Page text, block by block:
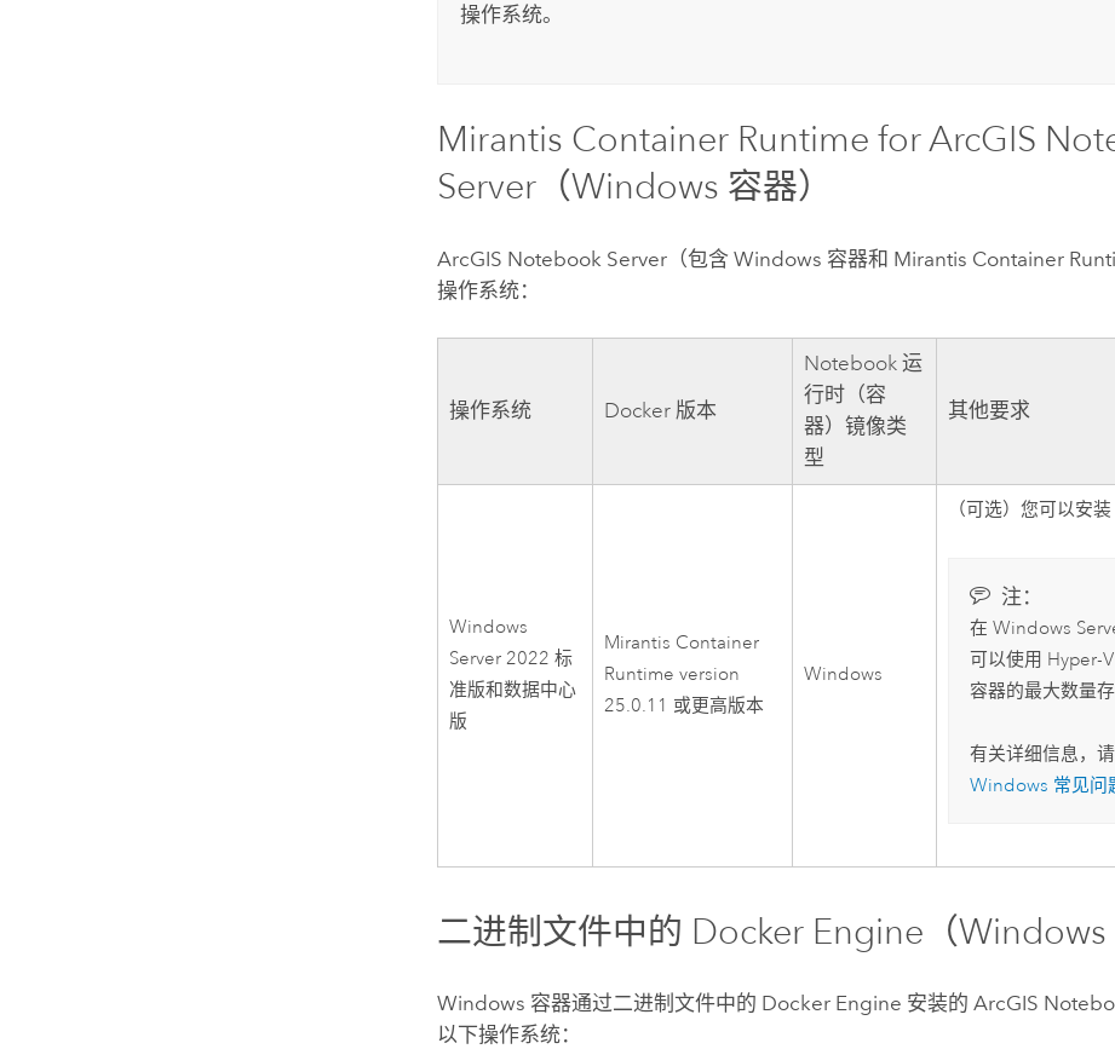
操作系统。
Mirantis Container Runtime forArcGIS
Server （Windows 容器）
ArcGIS Notebook Server （包含Windows 容器和 Mirantis Container
操作系统：
操作系统 Docker 版本
Notebook 运
行时（容
器）镜像类
型
其他要求
Windows
Server 2022 标
准版和数据中心
版
Mirantis Container
Runtime version
25.0.11 或更高版本
Windows
（可选）您可以安装
注：
在Windows
可以使用 Hyper-V
容器的最大数量存
有关详细信息，
Windows 常见问
二进制文件中的 Docker Engine （Windows
Windows 容器通过二进制文件中的 Docker Engine 安装的ArcGIS
以下操作系统：